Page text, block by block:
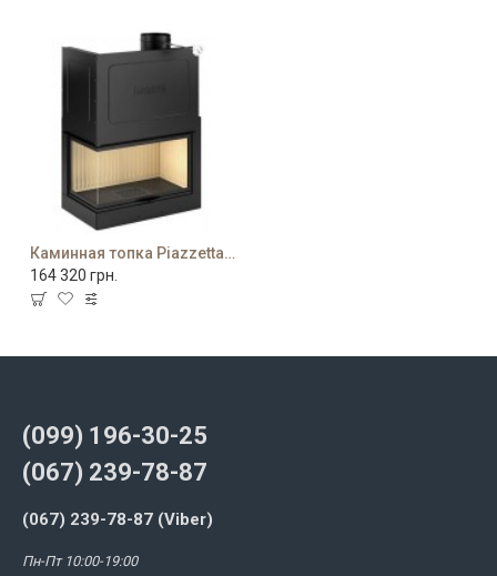
Каминная топка Piazzetta MA 283 D SL
164 320 грн.
(099) 196-30-25
(067) 239-78-87
(067) 239-78-87 (Viber)
Пн-Пт 10:00-19:00